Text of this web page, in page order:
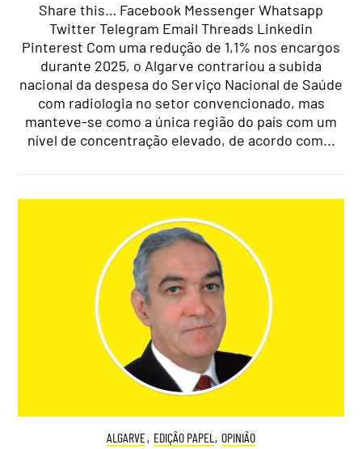
Share this… Facebook Messenger Whatsapp
Twitter Telegram Email Threads Linkedin
Pinterest Com uma redução de 1,1% nos encargos
durante 2025, o Algarve contrariou a subida
nacional da despesa do Serviço Nacional de Saúde
com radiologia no setor convencionado, mas
manteve-se como a única região do país com um
nível de concentração elevado, de acordo com...
ALGARVE, EDIÇÃO PAPEL , OPINIÃO